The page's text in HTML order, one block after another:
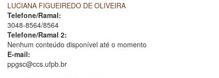
LUCIANA FIGUEIREDO DE OLIVEIRA
Telefone/Ramal:
3048-8564/8564
Telefone/Ramal 2:
Nenhum conteúdo disponível até o momento
E-mail:
ppgsc@ccs.ufpb.br